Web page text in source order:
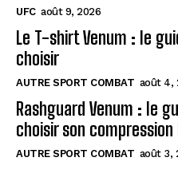
UFC août 9, 2026
Le T-shirt Venum : le
choisir
AUTRE SPORT COMBAT août 4,
Rashguard Venum : le
choisir son compression
AUTRE SPORT COMBAT août 3,